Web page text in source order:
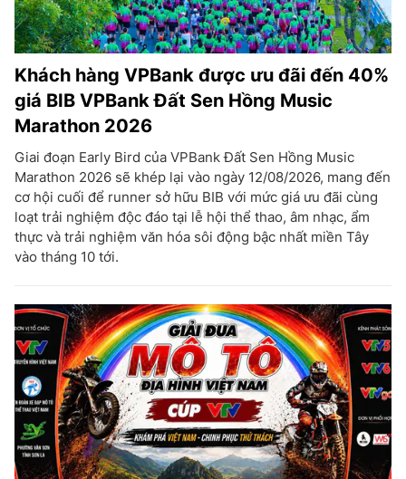
Khách hàng VPBank được ưu đãi đến 40%
giá BIB VPBank Đất Sen Hồng Music
Marathon 2026
Giai đoạn Early Bird của VPBank Đất Sen Hồng Music
Marathon 2026 sẽ khép lại vào ngày 12/08/2026, mang đến
cơ hội cuối để runner sở hữu BIB với mức giá ưu đãi cùng
loạt trải nghiệm độc đáo tại lễ hội thể thao, âm nhạc, ẩm
thực và trải nghiệm văn hóa sôi động bậc nhất miền Tây
vào tháng 10 tới.